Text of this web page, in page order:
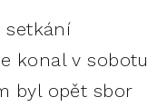
setkání
konal v sobotu
byl opět sbor